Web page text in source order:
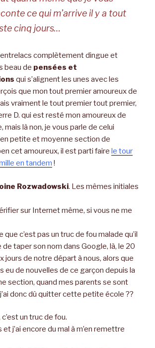
ce qui m’arrive il y a tout
cinq jours…
entrelacs complètement dingue et
beau de pensées et
qui s’alignent les unes avec les
que mon tout premier amoureux de
vraiment le tout premier tout premier,
D. qui est resté mon amoureux de
mais là non, je vous parle de celui
en petite et moyenne section de
cet amoureux, il est parti faire le tour
en tandem !
Rozwadowski. Les mêmes initiales
sur Internet même, si vous ne me
c’est pas un truc de fou malade qu’il
de taper son nom dans Google, là, le 20
jours de notre départ à nous, alors que
eu de nouvelles de ce garçon depuis la
section, quand mes parents se sont
donc dû quitter cette petite école ??
un truc de fou.
et j’ai encore du mal à m’en remettre